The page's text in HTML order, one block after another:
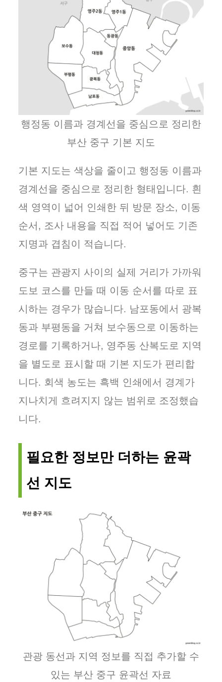
행정동 이름과 경계선을 중심으로 정리한
부산 중구 기본 지도
기본 지도는 색상을 줄이고 행정동 이름과
경계선을 중심으로 정리한 형태입니다. 흰
색 영역이 넓어 인쇄한 뒤 방문 장소, 이동
순서, 조사 내용을 직접 적어 넣어도 기존
지명과 겹침이 적습니다.
중구는 관광지 사이의 실제 거리가 가까워
도보 코스를 만들 때 이동 순서를 따로 표
시하는 경우가 많습니다. 남포동에서 광복
동과 부평동을 거쳐 보수동으로 이동하는
경로를 기록하거나, 영주동 산복도로 지역
을 별도로 표시할 때 기본 지도가 편리합
니다. 회색 농도는 흑백 인쇄에서 경계가
지나치게 흐려지지 않는 범위로 조정했습
니다.
필요한 정보만 더하는 윤곽
선 지도
관광 동선과 지역 정보를 직접 추가할 수
있는 부산 중구 윤곽선 자료